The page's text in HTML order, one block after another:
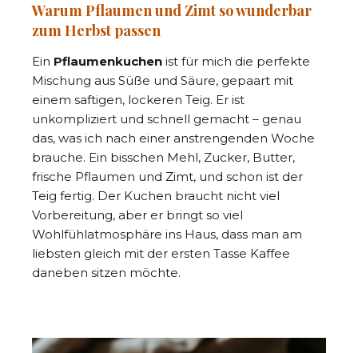
Warum Pflaumen und Zimt so wunderbar
zum Herbst passen
Ein Pflaumenkuchen ist für mich die perfekte
Mischung aus Süße und Säure, gepaart mit
einem saftigen, lockeren Teig. Er ist
unkompliziert und schnell gemacht – genau
das, was ich nach einer anstrengenden Woche
brauche. Ein bisschen Mehl, Zucker, Butter,
frische Pflaumen und Zimt, und schon ist der
Teig fertig. Der Kuchen braucht nicht viel
Vorbereitung, aber er bringt so viel
Wohlfühlatmosphäre ins Haus, dass man am
liebsten gleich mit der ersten Tasse Kaffee
daneben sitzen möchte.